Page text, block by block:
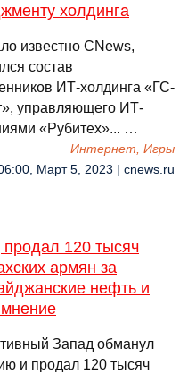
холдинга
известно CNews,
состав
ИТ-холдинга «ГС-
управляющего ИТ-
«Рубитех»... …
Интернет, Игры
Март 5, 2023 | cnews.ru
120 тысяч
армян за
нефть и
Запад обманул
и продал 120 тысяч